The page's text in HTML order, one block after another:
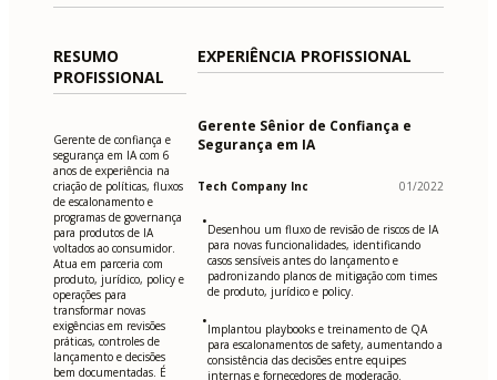
RESUMO
PROFISSIONAL
Gerente de confiança e
segurança em IA com 6
anos de experiência na
criação de políticas, fluxos
de escalonamento e
programas de governança
para produtos de IA
voltados ao consumidor.
Atua em parceria com
produto, jurídico, policy e
operações para
transformar novas
exigências em revisões
práticas, controles de
lançamento e decisões
bem documentadas. É
EXPERIÊNCIA PROFISSIONAL
Gerente Sênior de Confiança e
Segurança em IA
Tech Company Inc 01/2022
•Desenhou um fluxo de revisão de riscos de IA
para novas funcionalidades, identificando
casos sensíveis antes do lançamento e
padronizando planos de mitigação com times
de produto, jurídico e policy.
•Implantou playbooks e treinamento de QA
para escalonamentos de safety, aumentando a
consistência das decisões entre equipes
internas e fornecedores de moderação.